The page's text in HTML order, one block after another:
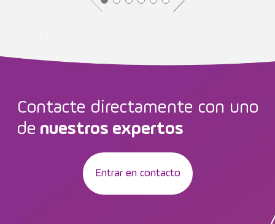
Contacte directamente con uno
de nuestros expertos
Entrar en contacto